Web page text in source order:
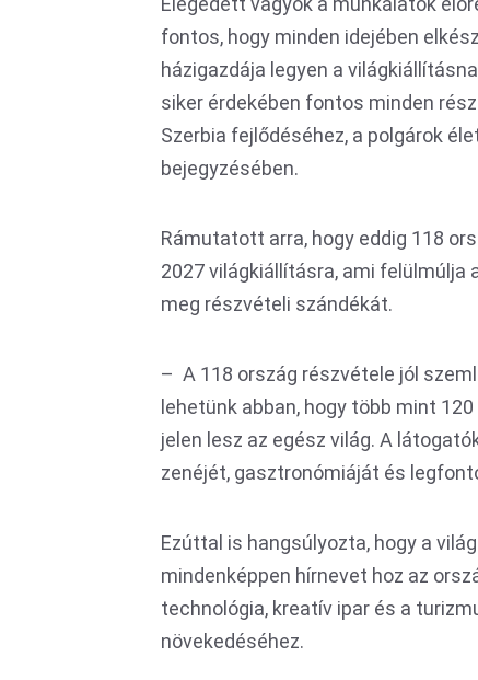
fontos, hogy minden idejében
házigazdája legyen a
siker érdekében fontos minden
Szerbia fejlődéséhez, a polgárok
bejegyzésében.
Rámutatott arra, hogy eddig 118
2027 világkiállításra, ami felülmúlja
meg részvételi szándékát.
– A 118 ország részvétele jól
lehetünk abban, hogy több mint
jelen lesz az egész világ. A
zenéjét, gasztronómiáját és
Ezúttal is hangsúlyozta, hogy a
mindenképpen hírnevet hoz az
technológia, kreatív ipar és a
növekedéséhez.